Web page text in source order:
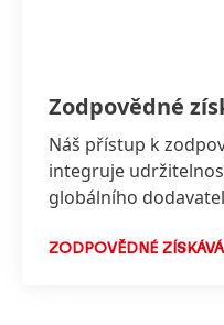
Zodpovědné
Náš přístup k
integruje
globálního
neustálého dialogu a
ZODPOVĚDNÉ